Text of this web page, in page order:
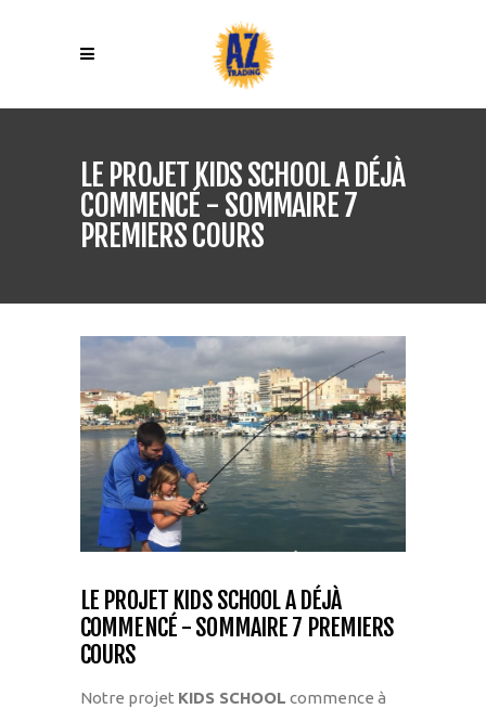
LE PROJET KIDS SCHOOL A DÉJÀ
COMMENCÉ - SOMMAIRE 7
PREMIERS COURS
LE PROJET KIDS SCHOOL A DÉJÀ
COMMENCÉ - SOMMAIRE 7 PREMIERS
COURS
Notre projet KIDS SCHOOL commence à